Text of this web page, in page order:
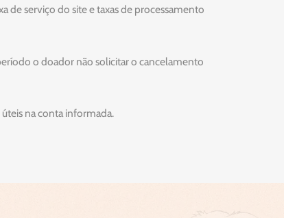
de serviço do site e taxas de processamento
o doador não solicitar o cancelamento
na conta informada.